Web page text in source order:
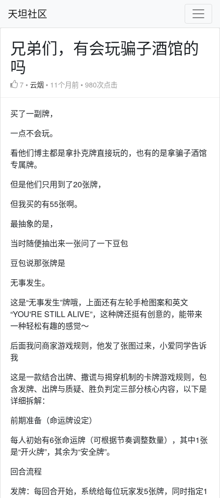
天坦社区
兄弟们，有会玩骗子酒馆的
吗
7 •云烟 • 11个月前 •980次点击
买了一副牌，
一点不会玩。
看他们博主都是拿扑克牌直接玩的，也有的是拿骗子酒馆
专属牌。
但是他们只用到了20张牌，
但我买的有55张啊。
最抽象的是，
当时随便抽出来一张问了一下豆包
豆包说那张牌是
无事发生。
这是“无事发生”牌哦，上面还有左轮手枪图案和英文
“YOU'RE STILL ALIVE”，这种牌还挺有创意的，能带来
一种轻松有趣的感觉～
后面我问商家游戏规则，他发了张图过来，小爱同学告诉
我
这是一款结合出牌、撒谎与揭穿机制的卡牌游戏规则，包
含发牌、出牌与质疑、胜负判定三部分核心内容，以下是
详细拆解：
前期准备（命运牌设定）
每人初始有6张命运牌（可根据节奏调整数量），其中1张
是“开火牌”，其余为“安全牌”。
回合流程
发牌：每回合开始，系统给每位玩家发5张牌，同时指定1